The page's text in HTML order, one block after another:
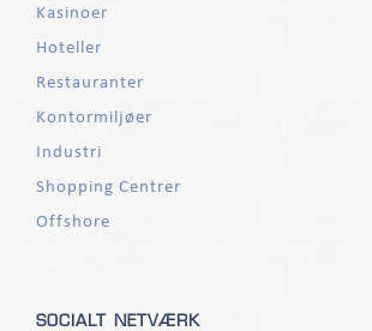
Kasinoer
Hoteller
Restauranter
Kontormiljøer
Industri
Shopping Centrer
Offshore
SOCIALT NETVÆRK